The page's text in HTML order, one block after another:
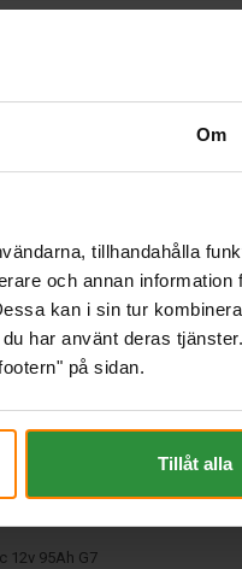
Om
tillhandahålla
och annan information
kan i sin tur
har använt deras
på sidan.
Tillåt alla
12v 95Ah G7